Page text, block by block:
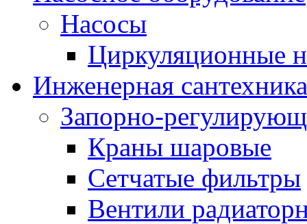
Насосы
Циркуляционные
Инженерная сантехника
Запорно-
Краны шаровые
Сетчатые фильтры
Вентили